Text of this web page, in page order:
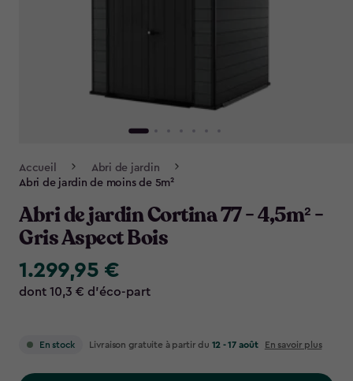
Navigation
Accueil
Abri de jardin
Abri de jardin de moins de 5m²
Abri de jardin Cortina 77 - 4,5m² -
Gris Aspect Bois
1.299,95
€
1.299,95 €
dont 10,3 € d’éco-part
En stock Livraison gratuite à partir du 12 - 17 août En savoir plus